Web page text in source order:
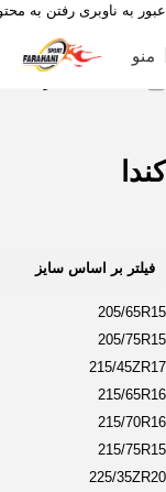
عبور به ناوبری رفتن به
منو
کندا
فیلتر بر اساس سایز
205/65R15
205/75R15
215/45ZR17
215/65R16
215/70R16
215/75R15
225/35ZR20